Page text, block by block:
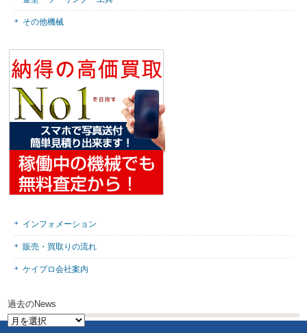
その他機械
インフォメーション
販売・買取りの流れ
ケイプロ会社案内
過去のNews
過